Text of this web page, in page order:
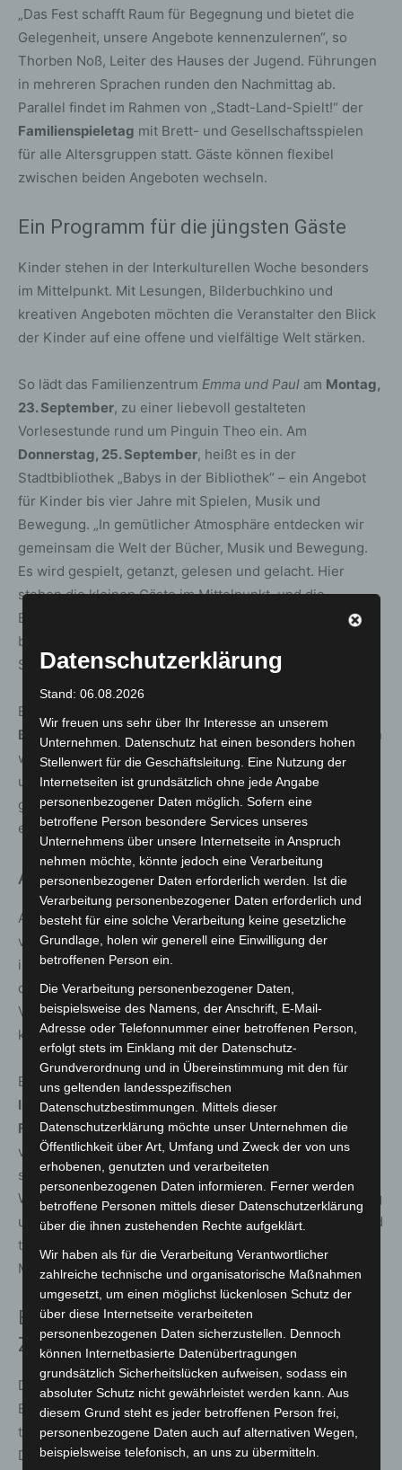
„Das Fest schafft Raum für Begegnung und bietet die
Gelegenheit, unsere Angebote kennenzulernen“, so
Thorben Noß, Leiter des Hauses der Jugend. Führungen
in mehreren Sprachen runden den Nachmittag ab.
Parallel findet im Rahmen von „Stadt-Land-Spielt!“ der
Familienspieletag mit Brett- und Gesellschaftsspielen
für alle Altersgruppen statt. Gäste können flexibel
zwischen beiden Angeboten wechseln.
Ein Programm für die jüngsten Gäste
Kinder stehen in der Interkulturellen Woche besonders
im Mittelpunkt. Mit Lesungen, Bilderbuchkino und
kreativen Angeboten möchten die Veranstalter den Blick
der Kinder auf eine offene und vielfältige Welt stärken.
So lädt das Familienzentrum Emma und Paul am Montag,
23. September, zu einer liebevoll gestalteten
Vorlesestunde rund um Pinguin Theo ein. Am
Donnerstag, 25. September, heißt es in der
Stadtbibliothek „Babys in der Bibliothek“ – ein Angebot
für Kinder bis vier Jahre mit Spielen, Musik und
Bewegung. „In gemütlicher Atmosphäre entdecken wir
gemeinsam die Welt der Bücher, Musik und Bewegung.
Es wird gespielt, getanzt, gelesen und gelacht. Hier
stehen die kleinen Gäste im Mittelpunkt, und die
Erwachsenen dürfen einfach mitmachen und genießen“,
berichtet Dana-Sophie Döhle aus dem Team der
Stadtbibliothek.
Ein weiteres Highlight ist das
Bilderbuchkino
am Samstag, 27. September
. Vorgelesen
wird von Jerosolima Lopez aus dem Beirat für Integration
und Chancengleichheit. Im Anschluss können Familien
gemeinsam basteln und kleine Überraschungen
entdecken.
Austausch, Kreativität und Tanz
Auch Jugendliche und Erwachsene erwartet ein
vielfältiges Programm: Ob beim interkulturellen Brunch
im Jugendtreff Godshorn, beim Kreativ-Workshop „Bild
des Menschen“ oder bei den Furoshiki-Faltkursen an der
VHS – hier ist Raum für Begegnung, Austausch und
künstlerische Gestaltung.
Bewegung und Musik stehen im Mittelpunkt beim
Interkulturellen Tanzfestim Mehrgenerationenhaus am
Freitag, 26. September . „Die Musik bildet dabei das
verbindende Herzstück – sie kennt keine Grenzen,
spricht alle Sprachen und berührt uns auf besondere
Weise. Bewegung zur Musik schafft Raum für Begegnung
und lässt den Alltag für einen Moment in den Hintergrund
treten“, so Christine Pfeuffer, Leiterin des
Mehrgenerationenhauses.
Ehrenamt und gesellschaftlicher
Zusammenhalt
Das Programm richtet sich auch gezielt an
Ehrenamtliche. Unter dem Motto „Sprache verbindet“
treffen sich amDienstag, 23. September, ehrenamtliche
Dolmetscherinnen und Dolmetscher sowie Interessierte
Datenschutzerklärung
Stand: 06.08.2026
Wir freuen uns sehr über Ihr Interesse an unserem
Unternehmen. Datenschutz hat einen besonders hohen
Stellenwert für die Geschäftsleitung. Eine Nutzung der
Internetseiten ist grundsätzlich ohne jede Angabe
personenbezogener Daten möglich. Sofern eine
betroffene Person besondere Services unseres
Unternehmens über unsere Internetseite in Anspruch
nehmen möchte, könnte jedoch eine Verarbeitung
personenbezogener Daten erforderlich werden. Ist die
Verarbeitung personenbezogener Daten erforderlich und
besteht für eine solche Verarbeitung keine gesetzliche
Grundlage, holen wir generell eine Einwilligung der
betroffenen Person ein.
Die Verarbeitung personenbezogener Daten,
beispielsweise des Namens, der Anschrift, E-Mail-
Adresse oder Telefonnummer einer betroffenen Person,
erfolgt stets im Einklang mit der Datenschutz-
Grundverordnung und in Übereinstimmung mit den für
uns geltenden landesspezifischen
Datenschutzbestimmungen. Mittels dieser
Datenschutzerklärung möchte unser Unternehmen die
Öffentlichkeit über Art, Umfang und Zweck der von uns
erhobenen, genutzten und verarbeiteten
personenbezogenen Daten informieren. Ferner werden
betroffene Personen mittels dieser Datenschutzerklärung
über die ihnen zustehenden Rechte aufgeklärt.
Wir haben als für die Verarbeitung Verantwortlicher
zahlreiche technische und organisatorische Maßnahmen
umgesetzt, um einen möglichst lückenlosen Schutz der
über diese Internetseite verarbeiteten
personenbezogenen Daten sicherzustellen. Dennoch
können Internetbasierte Datenübertragungen
grundsätzlich Sicherheitslücken aufweisen, sodass ein
absoluter Schutz nicht gewährleistet werden kann. Aus
diesem Grund steht es jeder betroffenen Person frei,
personenbezogene Daten auch auf alternativen Wegen,
beispielsweise telefonisch, an uns zu übermitteln.